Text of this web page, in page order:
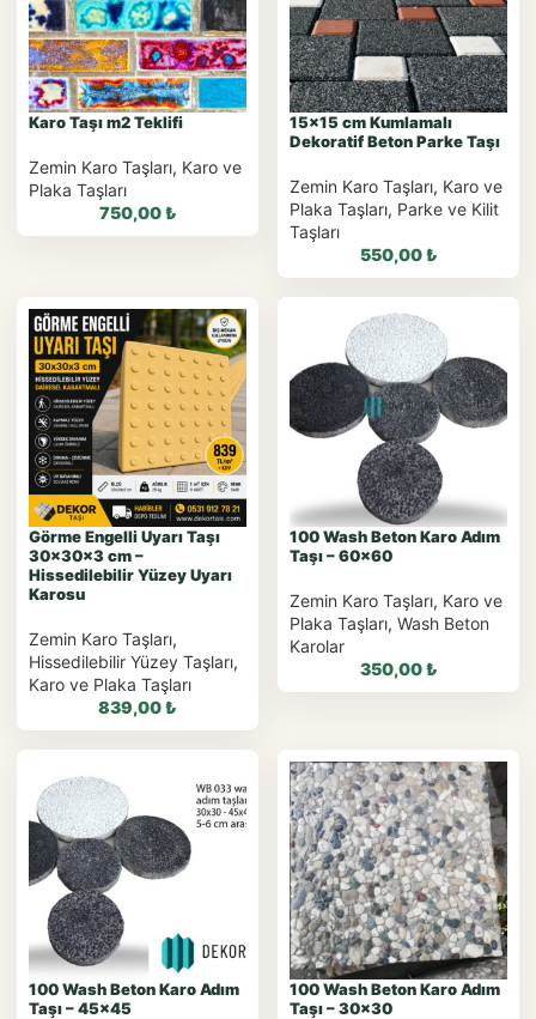
WhatsApp Teklif Al
WhatsApp Teklif Al
Karo Taşı m2 Teklifi
Zemin Karo Taşları, Karo ve
Plaka Taşları
750,00₺
WhatsApp ile
Sipariş
WhatsApp Teklif Al
15×15 cm Kumlamalı
Dekoratif Beton Parke Taşı
Zemin Karo Taşları, Karo ve
Plaka Taşları, Parke ve Kilit
Taşları
550,00₺
WhatsApp ile
Sipariş
WhatsApp Teklif Al
Görme Engelli Uyarı Taşı
30x30x3 cm –
Hissedilebilir Yüzey Uyarı
Karosu
Zemin Karo Taşları,
Hissedilebilir Yüzey Taşları,
Karo ve Plaka Taşları
839,00₺
WhatsApp ile
Sipariş
WhatsApp Teklif Al
100 Wash Beton Karo Adım
Taşı – 60×60
Zemin Karo Taşları, Karo ve
Plaka Taşları, Wash Beton
Karolar
350,00₺
WhatsApp ile
Sipariş
WhatsApp Teklif Al
100 Wash Beton Karo Adım
Taşı – 45×45
100 Wash Beton Karo Adım
Taşı – 30×30